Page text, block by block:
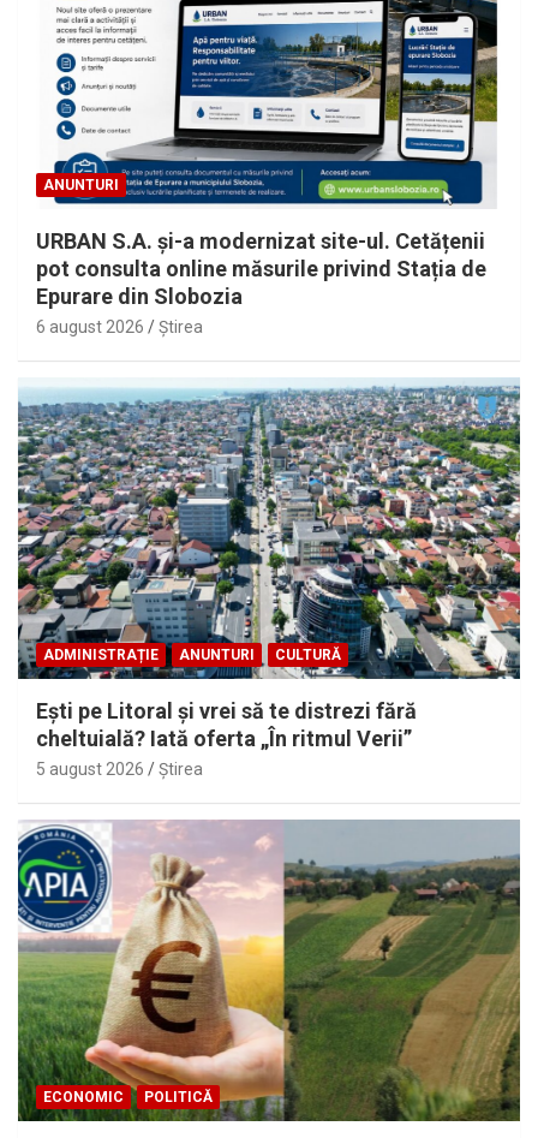
ANUNTURI
URBAN S.A. și-a modernizat site-ul. Cetățenii
pot consulta online măsurile privind Stația de
Epurare din Slobozia
6 august 2026 Ştirea
ADMINISTRAȚIE ANUNTURI CULTURĂ
Eşti pe Litoral şi vrei să te distrezi fără
cheltuială? Iată oferta „În ritmul Verii”
5 august 2026 Ştirea
ECONOMIC POLITICĂ